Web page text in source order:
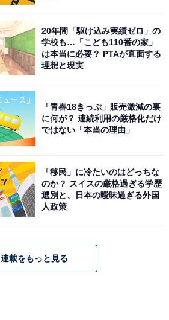
20年間「駆け込み実績ゼロ」の
学校も…「こども110番の家」
は本当に必要？ PTAが直面する
理想と現実
「青春18きっぷ」販売激減の裏
に何が？ 連続利用の厳格化だけ
ではない「本当の理由」
「移民」に冷たいのはどっちな
のか？ スイスの厳格過ぎる学歴
選別と、日本の曖昧過ぎる外国
人政策
連載をもっと見る